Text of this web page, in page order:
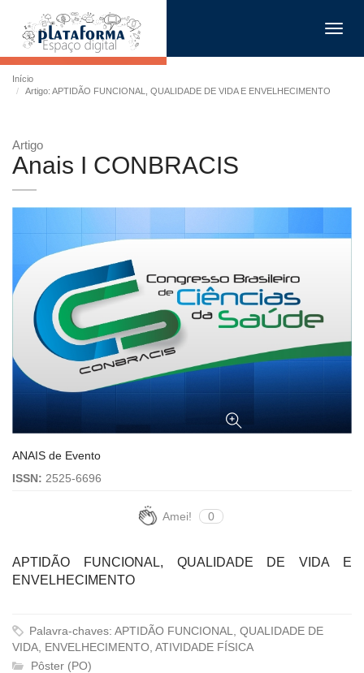
Início
Artigo: APTIDÃO FUNCIONAL, QUALIDADE DE VIDA E ENVELHECIMENTO
Artigo
Anais I CONBRACIS
ANAIS de Evento
ISSN: 2525-6696
Amei! 0
APTIDÃO FUNCIONAL, QUALIDADE DE VIDA E
ENVELHECIMENTO
Palavra-chaves: APTIDÃO FUNCIONAL, QUALIDADE DE
VIDA, ENVELHECIMENTO, ATIVIDADE FÍSICA
Pôster (PO)